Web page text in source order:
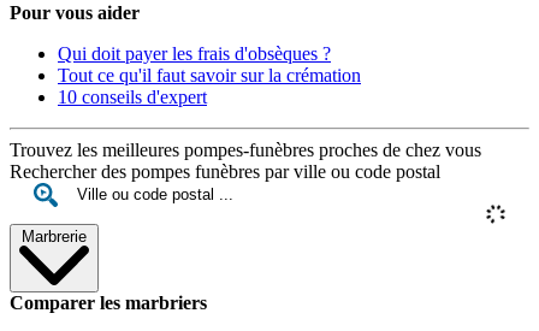
Pour vous aider
Qui doit payer les frais d'obsèques ?
Tout ce qu'il faut savoir sur la crémation
10 conseils d'expert
Trouvez les meilleures pompes-funèbres proches de chez vous
Rechercher des pompes funèbres par ville ou code postal
Marbrerie
Comparer les marbriers